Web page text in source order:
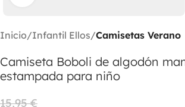
Inicio Infantil Ellos Camisetas Verano
Camiseta Boboli de algodón
estampada para niño
15,95€